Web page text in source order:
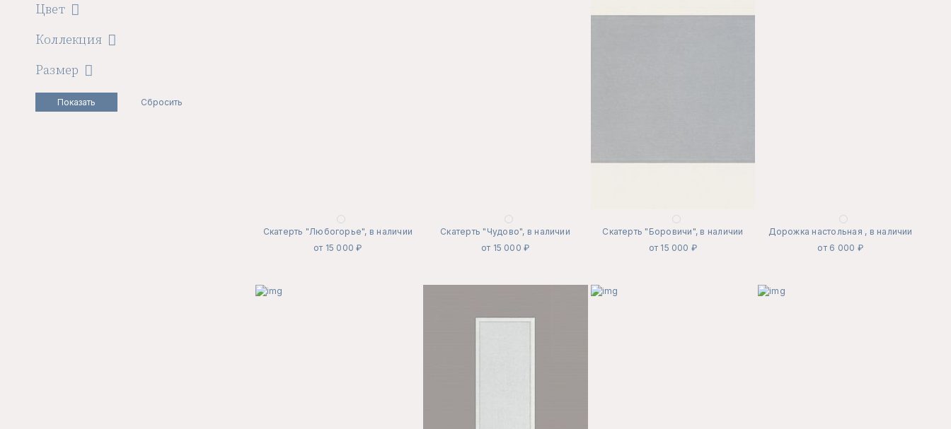
Цвет
Коллекция
Размер
Скатерть "Любогорье", в наличии
от 15 000 ₽
Скатерть "Чудово", в наличии
от 15 000 ₽
Скатерть "Боровичи", в наличии
от 15 000 ₽
Дорожка настольная , в наличии
от 6 000 ₽